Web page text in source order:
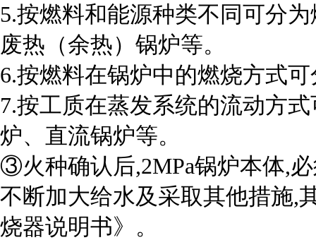
5.按燃料和能源种类不同可分
废热（余热）锅炉等。
6.按燃料在锅炉中的燃烧方式
7.按工质在蒸发系统的流动方
炉、直流锅炉等。
③火种确认后,2MPa锅炉本体,
不断加大给水及采取其他措施,
烧器说明书》。